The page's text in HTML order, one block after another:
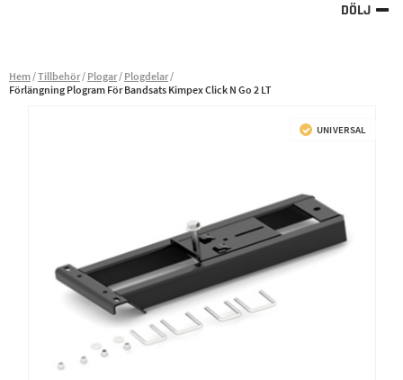
DÖLJ
Hem Tillbehör Plogar Plogdelar
Förlängning Plogram För Bandsats Kimpex Click N Go 2 LT
UNIVERSAL